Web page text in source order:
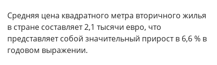
Средняя цена квадратного метра вторичного жилья
в стране составляет 2,1 тысячи евро, что
представляет собой значительный прирост в 6,6 % в
годовом выражении.